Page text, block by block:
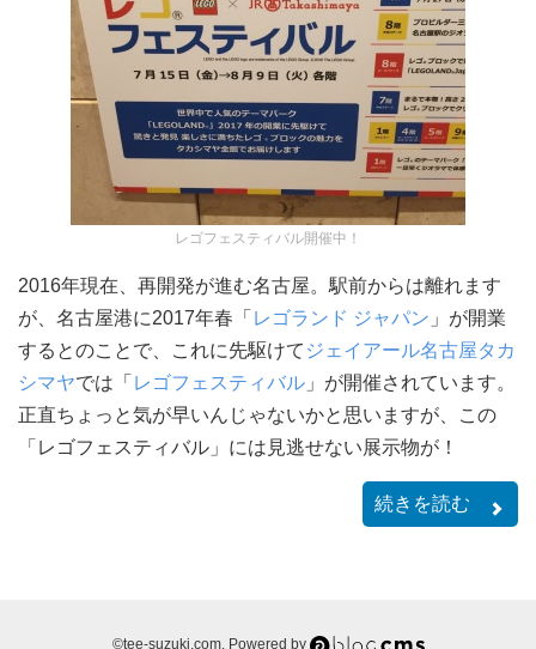
レゴフェスティバル開催中！
2016年現在、再開発が進む名古屋。駅前からは離れます
が、名古屋港に2017年春「 レゴランド ジャパン 」が開業
するとのことで、これに先駆けて ジェイアール名古屋タカ
シマヤでは「 レゴフェスティバル 」が開催されています。
正直ちょっと気が早いんじゃないかと思いますが、この
「レゴフェスティバル」には見逃せない展示物が！
続きを読む
©tee-suzuki.com. Powered by a-